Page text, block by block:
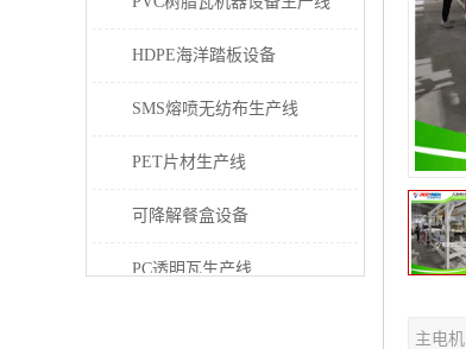
HDPE海洋踏板设备
SMS熔喷无纺布生产线
PET片材生产线
可降解餐盒设备
PC透明瓦生产线
主电机